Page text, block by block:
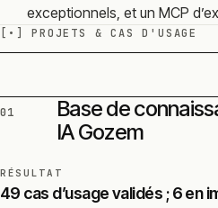
exceptionnels, et un MCP
[•] PROJETS & CAS D'USAGE
01
Base de
IA Gozem
RÉSULTAT
49 cas d’usage validés ; 6 en